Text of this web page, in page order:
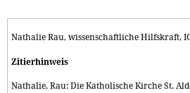
Nathalie Rau, wissenschaftliche Hilfskraft,
Zitierhinweis
Nathalie, Rau: Die Katholische Kirche St.